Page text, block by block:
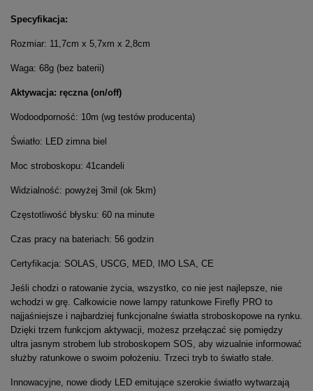
Specyfikacja:
Rozmiar: 11,7cm x 5,7xm x 2,8cm
Waga: 68g (bez baterii)
Aktywacja: ręczna (on/off)
Wodoodporność: 10m (wg testów producenta)
Światło: LED zimna biel
Moc stroboskopu: 41candeli
Widzialność: powyżej 3mil (ok 5km)
Częstotliwość błysku: 60 na minute
Czas pracy na bateriach: 56 godzin
Certyfikacja: SOLAS, USCG, MED, IMO LSA, CE
Jeśli chodzi o ratowanie życia, wszystko, co nie jest najlepsze, nie
wchodzi w grę. Całkowicie nowe lampy ratunkowe Firefly PRO to
najjaśniejsze i najbardziej funkcjonalne światła stroboskopowe na rynku.
Dzięki trzem funkcjom aktywacji, możesz przełączać się pomiędzy
ultra jasnym strobem lub stroboskopem SOS, aby wizualnie informować
służby ratunkowe o swoim położeniu. Trzeci tryb to światło stałe.
Innowacyjne, nowe diody LED emitujące szerokie światło wytwarzają